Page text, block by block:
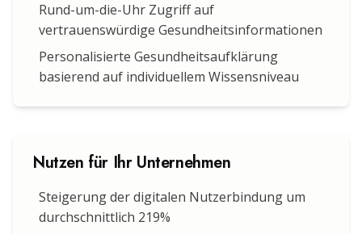
Rund-um-die-Uhr Zugriff auf
vertrauenswürdige Gesundheitsinformationen
Personalisierte Gesundheitsaufklärung
basierend auf individuellem Wissensniveau
Nutzen für Ihr Unternehmen
Steigerung der digitalen Nutzerbindung um
durchschnittlich 219%